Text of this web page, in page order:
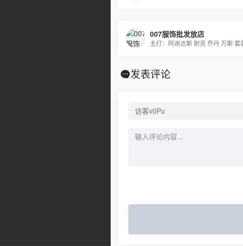
007服饰批发放店
发表评论